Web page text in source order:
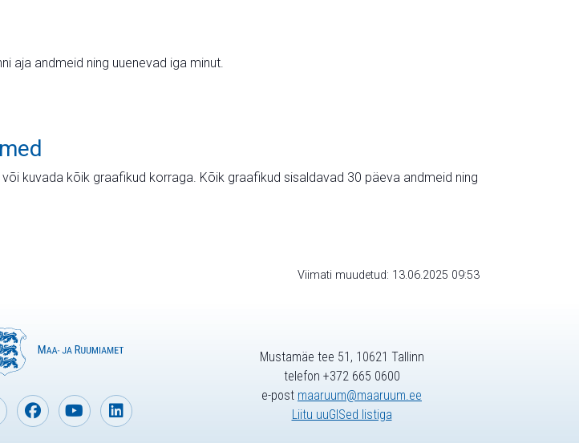
aja andmeid ning uuenevad iga minut.
kuvada kõik graafikud korraga. Kõik graafikud sisaldavad 30 päeva andmeid ning
Viimati muudetud: 13.06.2025 09:53
Mustamäe tee 51, 10621 Tallinn
telefon +372 665 0600
e-post maaruum@maaruum.ee
Liitu uuGISed listiga